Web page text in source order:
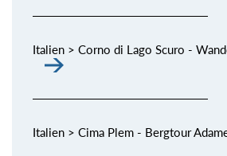
Italien > Corno di Lago Scuro -
Italien > Cima Plem - Bergtour